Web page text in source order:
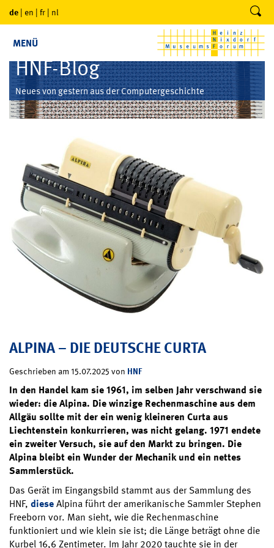
de | en | fr | nl
MENÜ
HNF-Blog
Neues von gestern aus der Computergeschichte
ALPINA – DIE DEUTSCHE CURTA
Geschrieben am 15.07.2025 von HNF
In den Handel kam sie 1961, im selben Jahr verschwand sie
wieder: die Alpina. Die winzige Rechenmaschine aus dem
Allgäu sollte mit der ein wenig kleineren Curta aus
Liechtenstein konkurrieren, was nicht gelang. 1971 endete
ein zweiter Versuch, sie auf den Markt zu bringen. Die
Alpina bleibt ein Wunder der Mechanik und ein nettes
Sammlerstück.
Das Gerät im Eingangsbild stammt aus der Sammlung des
HNF, dieseAlpina führt der amerikanische Sammler Stephen
Freeborn vor. Man sieht, wie die Rechenmaschine
funktioniert und wie klein sie ist; die Länge beträgt ohne die
Kurbel 16,6 Zentimeter. Im Jahr 2020 tauchte sie in der